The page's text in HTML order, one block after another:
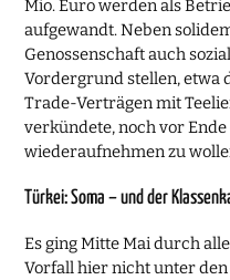
Mio. Euro werden als
aufgewandt. Neben
Genossenschaft auch
Vordergrund stellen, etwa
Trade-Verträgen mit
verkündete, noch vor
wiederaufnehmen zu
Türkei: Soma – und der
Es ging Mitte Mai durch
Vorfall hier nicht unter den